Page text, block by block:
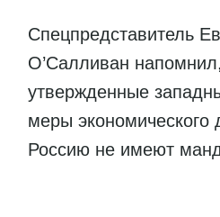
Спецпредставитель
О’Салливан
утвержденные
меры экономического
Россию не имеют